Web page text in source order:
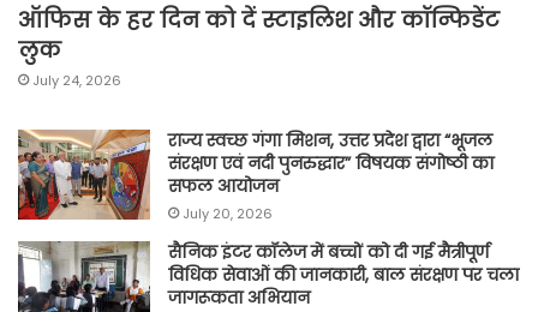
ऑफिस के हर दिन को दें स्टाइलिश और कॉन्फिडेंट
लुक
July 24, 2026
राज्य स्वच्छ गंगा मिशन, उत्तर प्रदेश द्वारा “भूजल
संरक्षण एवं नदी पुनरुद्धार” विषयक संगोष्ठी का
सफल आयोजन
July 20, 2026
सैनिक इंटर कॉलेज में बच्चों को दी गई मैत्रीपूर्ण
विधिक सेवाओं की जानकारी, बाल संरक्षण पर चला
जागरूकता अभियान